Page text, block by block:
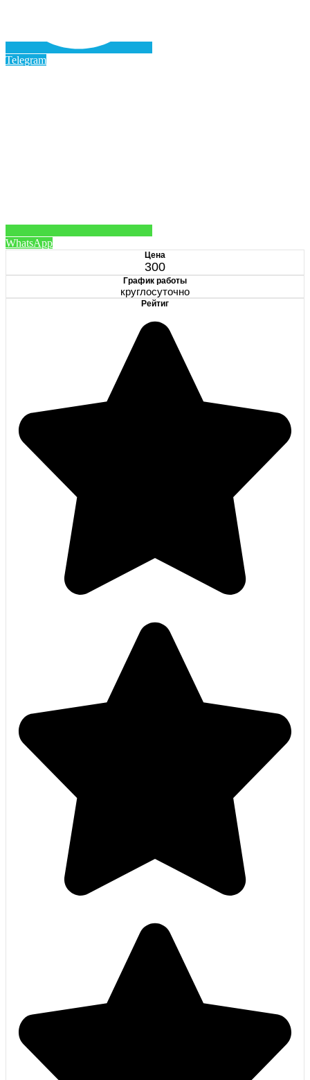
Telegram
WhatsApp
Цена
300
График работы
круглосуточно
Рейтиг